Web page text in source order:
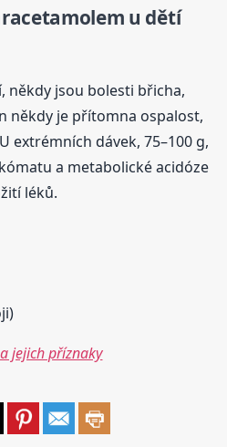
u dětí
někdy jsou bolesti břicha,
někdy je přítomna ospalost,
extrémních dávek, 75–100 g,
a metabolické acidóze
léků.
jejich příznaky